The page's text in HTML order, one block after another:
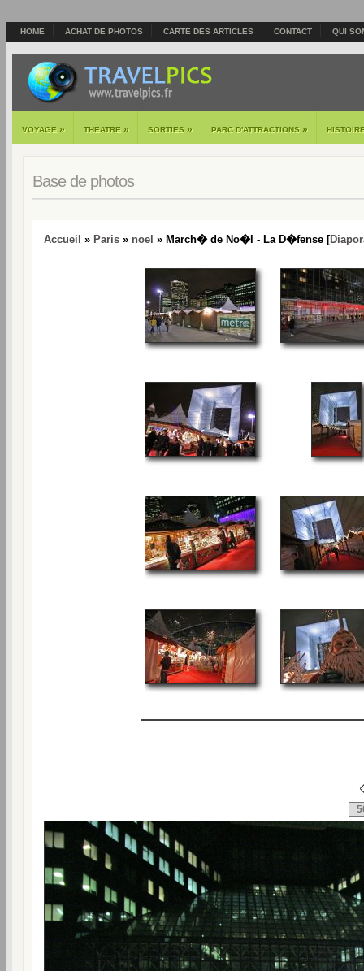
HOME ACHAT DE PHOTOS CARTE DES ARTICLES CONTACT QUI
VOYAGE » THEATRE » SORTIES » PARC D'ATTRACTIONS »
Base de photos
Accueil » Paris » noel » March� de No�l - La D�fense [